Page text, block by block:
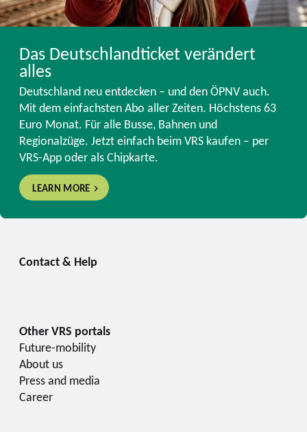
Das Deutschlandticket verändert
alles
Deutschland neu entdecken – und den ÖPNV auch.
Mit dem einfachsten Abo aller Zeiten. Höchstens 63
Euro Monat. Für alle Busse, Bahnen und
Regionalzüge. Jetzt einfach beim VRS kaufen – per
VRS-App oder als Chipkarte.
LEARN MORE
Future-mobility
About us
Press and media
Career